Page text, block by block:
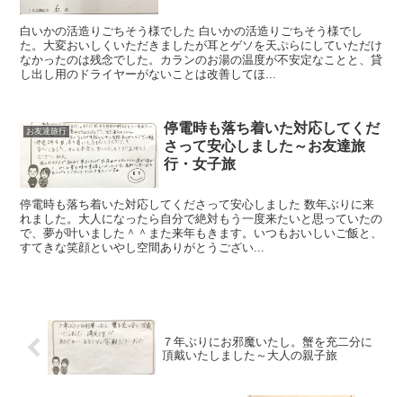
白いかの活造りごちそう様でした 白いかの活造りごちそう様でし
た。大変おいしくいただきましたが耳とゲソを天ぷらにしていただけ
なかったのは残念でした。カランのお湯の温度が不安定なことと、貸
し出し用のドライヤーがないことは改善してほ...
お友達旅行
停電時も落ち着いた対応してくだ
さって安心しました～お友達旅
行・女子旅
停電時も落ち着いた対応してくださって安心しました 数年ぶりに来
れました。大人になったら自分で絶対もう一度来たいと思っていたの
で、夢が叶いました＾＾また来年もきます。いつもおいしいご飯と、
すてきな笑顔といやし空間ありがとうござい...
７年ぶりにお邪魔いたし。蟹を充二分に
頂戴いたしました～大人の親子旅